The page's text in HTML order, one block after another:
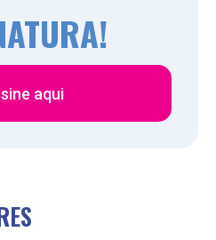
aqui